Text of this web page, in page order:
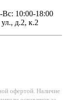
10:00-18:00
д.2, к.2
офертой. Наличие